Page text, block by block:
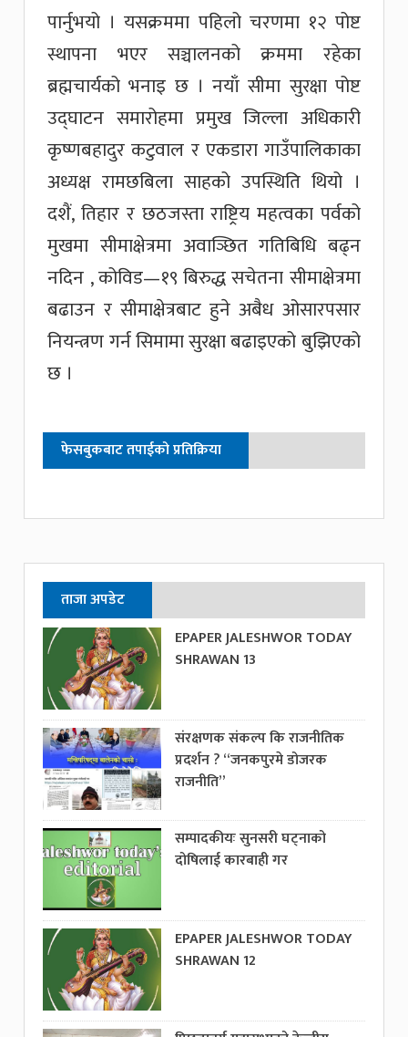
पार्नुभयो । यसक्रममा पहिलो चरणमा १२ पोष्ट
स्थापना भएर सञ्चालनको क्रममा रहेका
ब्रह्मचार्यको भनाइ छ । नयाँ सीमा सुरक्षा पोष्ट
उद्घाटन समारोहमा प्रमुख जिल्ला अधिकारी
कृष्णबहादुर कटुवाल र एकडारा गाउँपालिकाका
अध्यक्ष रामछबिला साहको उपस्थिति थियो ।
दशैं, तिहार र छठजस्ता राष्ट्रिय महत्वका पर्वको
मुखमा सीमाक्षेत्रमा अवाञ्छित गतिबिधि बढ्न
नदिन , कोविड—१९ बिरुद्ध सचेतना सीमाक्षेत्रमा
बढाउन र सीमाक्षेत्रबाट हुने अबैध ओसारपसार
नियन्त्रण गर्न सिमामा सुरक्षा बढाइएको बुझिएको
छ ।
फेसबुकबाट तपाईको प्रतिक्रिया
ताजा अपडेट
EPAPER JALESHWOR TODAY
SHRAWAN 13
संरक्षणक संकल्प कि राजनीतिक
प्रदर्शन ? “जनकपुरमे डोजरक
राजनीति”
सम्पादकीयः सुनसरी घट्नाको
दोषिलाई कारबाही गर
EPAPER JALESHWOR TODAY
SHRAWAN 12